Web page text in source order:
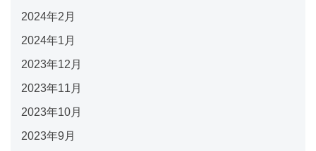
2024年2月
2024年1月
2023年12月
2023年11月
2023年10月
2023年9月